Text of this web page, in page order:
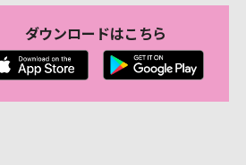
ダウンロードはこちら